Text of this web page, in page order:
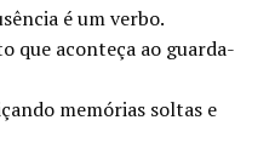
é um verbo.
que aconteça ao guarda-
memórias soltas e